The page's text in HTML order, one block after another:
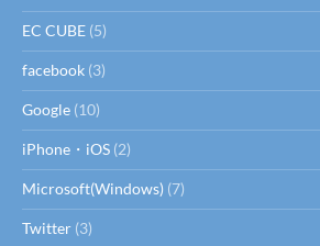
EC CUBE (5)
facebook (3)
Google (10)
iPhone・iOS (2)
Microsoft(Windows) (7)
Twitter (3)